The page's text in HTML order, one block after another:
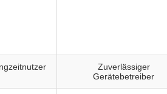
Zuverlässiger
Gerätebetreiber